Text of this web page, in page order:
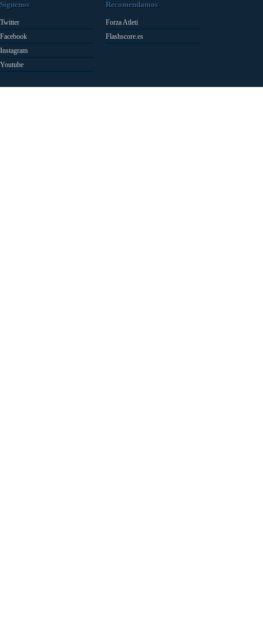
Síguenos
Twitter
Facebook
Instagram
Youtube
Recomendamos
Forza Atleti
Flashscore.es